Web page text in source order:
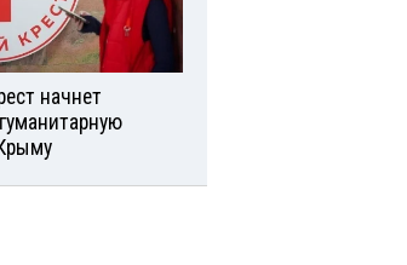
начнет